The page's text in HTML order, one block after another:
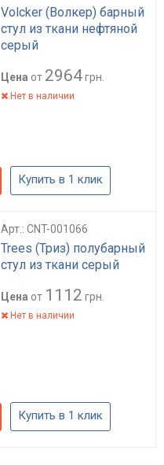
Volcker (Волкер) барный
стул из ткани нефтяной
серый
Цена от 2964грн.
Нет в наличии
Купить в 1 клик
Арт.: CNT-001066
Trees (Триз) полубарный
стул из ткани серый
Цена от 1112 грн.
Нет в наличии
Купить в 1 клик